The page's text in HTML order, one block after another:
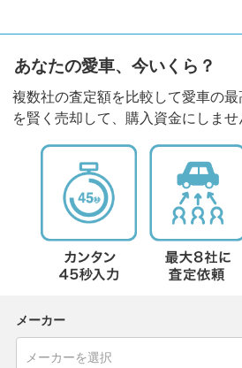
あなたの愛車、今いくら？
複数社の査定額を比較して愛車の
を賢く売却して、購入資金にしませ
メーカー